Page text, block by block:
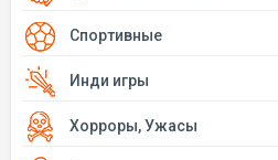
Спортивные
Инди игры
Хорроры, Ужасы